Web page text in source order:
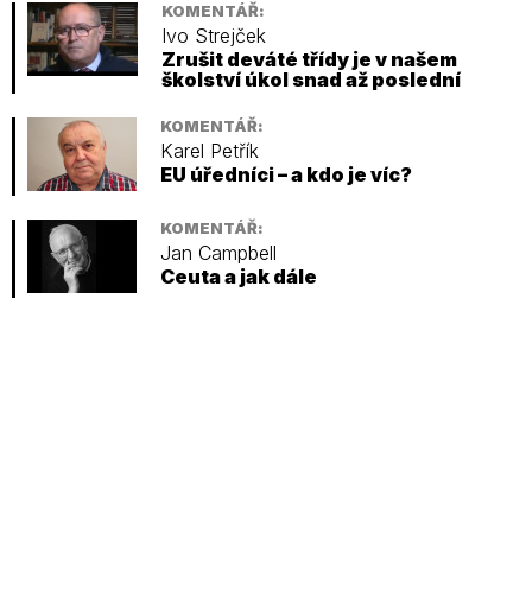
KOMENTÁŘ:
Ivo Strejček
Zrušit deváté třídy je v našem
školství úkol snad až poslední
KOMENTÁŘ:
Karel Petřík
EU úředníci – a kdo je víc?
KOMENTÁŘ:
Jan Campbell
Ceuta a jak dále